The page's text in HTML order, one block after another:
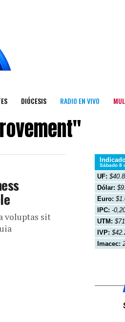
DIÓCESIS RADIO EN VIVO
voluptas sit
Sábado 8
UF:
Dólar:
Euro:
IPC: -
UTM:
IVP:
Imacec: